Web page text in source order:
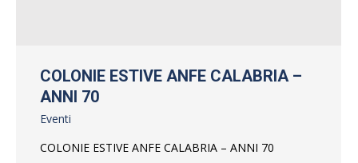
COLONIE ESTIVE ANFE CALABRIA –
ANNI 70
Eventi
COLONIE ESTIVE ANFE CALABRIA – ANNI 70